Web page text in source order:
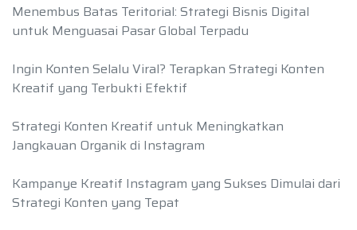
Menembus Batas Teritorial: Strategi Bisnis Digital
untuk Menguasai Pasar Global Terpadu
Ingin Konten Selalu Viral? Terapkan Strategi Konten
Kreatif yang Terbukti Efektif
Strategi Konten Kreatif untuk Meningkatkan
Jangkauan Organik di Instagram
Kampanye Kreatif Instagram yang Sukses Dimulai dari
Strategi Konten yang Tepat